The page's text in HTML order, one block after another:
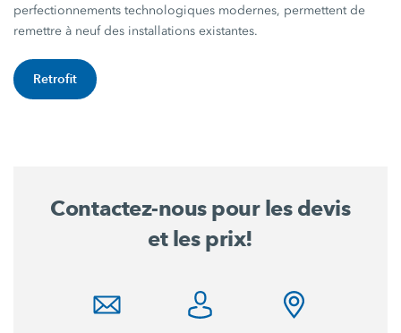
perfectionnements technologiques modernes, permettent de
remettre à neuf des installations existantes.
Retrofit
Contactez-nous pour les devis
et les prix!